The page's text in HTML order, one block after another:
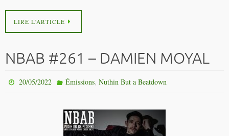
LIRE L’ARTICLE
NBAB #261 – DAMIEN MOYAL
20/05/2022 Émissions, Nuthin But a Beatdown